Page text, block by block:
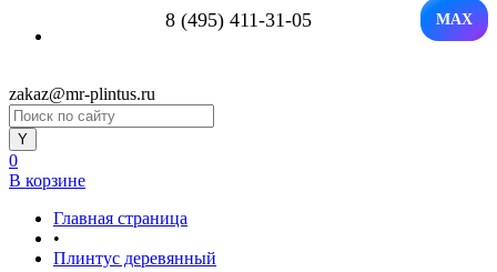
8 (495) 411-31-05 MAX
zakaz@mr-plintus.ru
0
В корзине
Главная страница
•
Плинтус деревянный